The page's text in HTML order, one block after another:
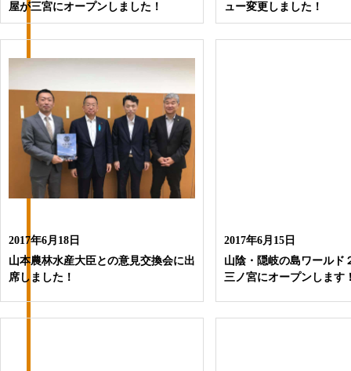
屋が三宮にオープンしました！
ュー変更しました！
2017年6月18日
山本農林水産大臣との意見交換会に出
席しました！
2017年6月15日
山陰・隠岐の島ワールド
三ノ宮にオープンします